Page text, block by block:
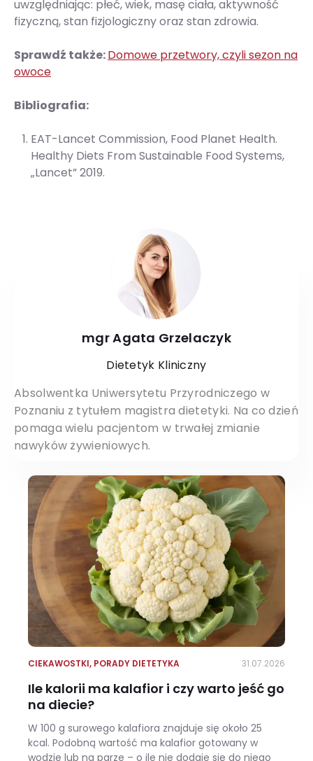
uwzględniając: płeć, wiek, masę ciała, aktywność
fizyczną, stan fizjologiczny oraz stan zdrowia.
Sprawdź także:Domowe przetwory, czyli sezon na
owoce
Bibliografia:
EAT-Lancet Commission, Food Planet Health.
Healthy Diets From Sustainable Food Systems,
„Lancet” 2019.
mgr Agata Grzelaczyk
Dietetyk Kliniczny
Absolwentka Uniwersytetu Przyrodniczego w
Poznaniu z tytułem magistra dietetyki. Na co dzień
pomaga wielu pacjentom w trwałej zmianie
nawyków żywieniowych.
CIEKAWOSTKI, PORADY DIETETYKA 31.07.2026
Ile kalorii ma kalafior i czy warto jeść go
na diecie?
W 100 g surowego kalafiora znajduje się około 25
kcal. Podobną wartość ma kalafior gotowany w
wodzie lub na parze – o ile nie dodaje się do niego